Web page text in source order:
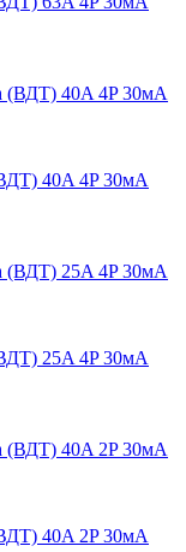
40A 4P 30мА
25A 4P 30мА
40A 2P 30мА